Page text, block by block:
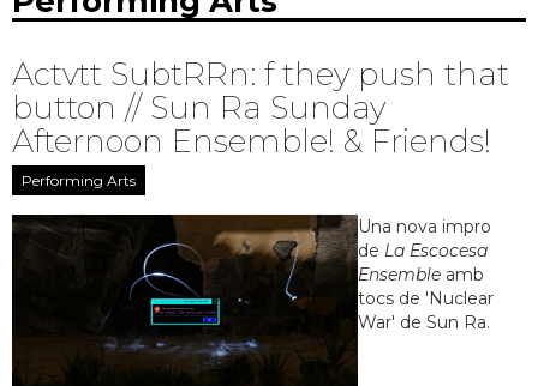
Actvtt SubtRRn: f they push that
button // Sun Ra Sunday
Afternoon Ensemble! & Friends!
Performing Arts
Una nova impro
de La Escocesa
Ensemble amb
tocs de 'Nuclear
War' de Sun Ra.